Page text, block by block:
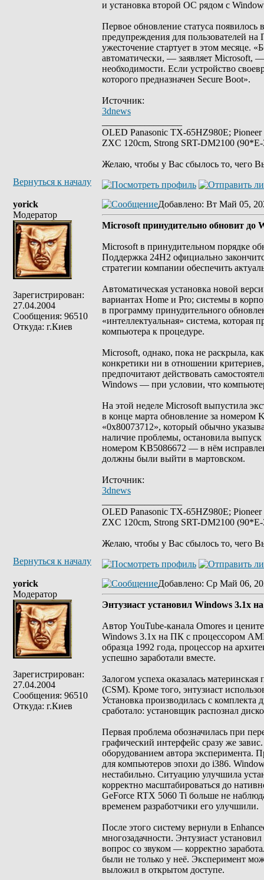
и установка второй ОС рядом с
Первое обновление статуса появилось
предупреждения для пользователей
ужесточение стартует в этом месяце.
автоматически, — заявляет Microsoft,
необходимости. Если устройство
которого предназначен Secure Boot».
Источник:
3dnews
OLED Panasonic TX-65HZ980E;
ZXC 120cm, Strong SRT-DM2100
Желаю, чтобы у Вас сбылось то, чего
Вернуться к началу
yorick
Модератор
Зарегистрирован:
27.04.2004
Сообщения: 96510
Откуда: г.Киев
Добавлено: Вт Май 05,
Microsoft принудительно обновит
Microsoft в принудительном порядке
Поддержка 24H2 официально
стратегии компании обеспечить
Автоматическая установка новой
вариантах Home и Pro; системы в
в программу принудительного
«интеллектуальная» система,
компьютера к процедуре.
Microsoft, однако, пока не раскрыла,
конкретики ни в отношении
предпочитают действовать
Windows — при условии, что
На этой неделе Microsoft выпустила
в конце марта обновление за номером
«0x80073712», который обычно
наличие проблемы, остановила выпуск
номером KB5086672 — в нём
должны были выйти в мартовском.
Источник:
3dnews
OLED Panasonic TX-65HZ980E;
ZXC 120cm, Strong SRT-DM2100
Желаю, чтобы у Вас сбылось то, чего
Вернуться к началу
yorick
Модератор
Зарегистрирован:
27.04.2004
Сообщения: 96510
Откуда: г.Киев
Добавлено: Ср Май 06,
Энтузиаст установил Windows 3.1x
Автор YouTube-канала Omores и
Windows 3.1x на ПК с процессором
образца 1992 года, процессор на
успешно заработали вместе.
Залогом успеха оказалась
(CSM). Кроме того, энтузиаст
Установка производилась с
сработало: установщик распознал
Первая проблема обозначилась при
графический интерфейс сразу же
оборудованием автора эксперимента.
для компьютеров эпохи до i386.
нестабильно. Ситуацию улучшила
корректно масштабироваться до
GeForce RTX 5060 Ti больше не
временем разработчики его улучшили.
После этого систему вернули в
многозадачности. Энтузиаст
вопрос со звуком — корректно
были не только у неё. Эксперимент
выложил в открытом доступе.